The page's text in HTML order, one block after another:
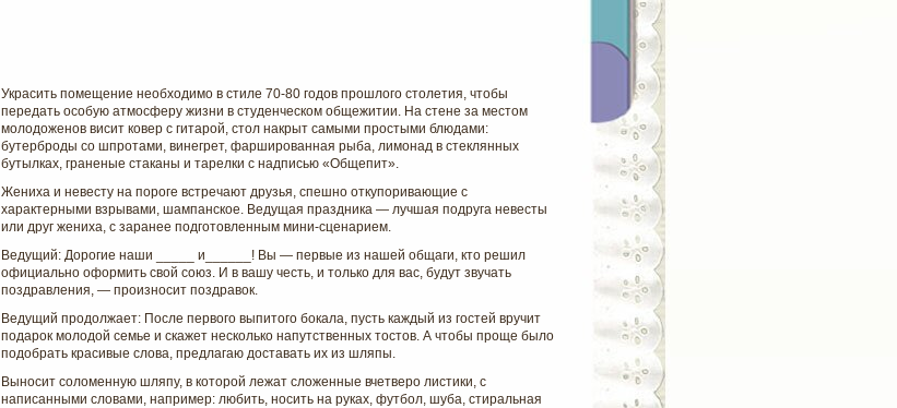
Украсить помещение необходимо в стиле 70-80 годов прошлого столетия, чтобы
передать особую атмосферу жизни в студенческом общежитии. На стене за местом
молодоженов висит ковер с гитарой, стол накрыт самыми простыми блюдами:
бутерброды со шпротами, винегрет, фаршированная рыба, лимонад в стеклянных
бутылках,граненые стаканы и тарелки с надписью «Общепит».
Жениха и невесту на пороге встречают друзья, спешно откупоривающие с
характерными взрывами, шампанское. Ведущая праздника — лучшая подруга невесты
или друг жениха, с заранее подготовленным мини-сценарием.
Ведущий: Дорогие наши _____ и______! Вы — первые из нашей общаги, кто решил
официально оформить свой союз. И в вашу честь, и только для вас, будут звучать
поздравления, — произносит поздравок.
Ведущий продолжает: После первого выпитого бокала, пусть каждый из гостей вручит
подарок молодой семье и скажет несколько напутственных тостов. А чтобы проще было
подобрать красивые слова, предлагаю доставать их из шляпы.
Выносит соломенную шляпу, в которой лежат сложенные вчетверо листики, с
написанными словами, например: любить, носить на руках, футбол, шуба, стиральная